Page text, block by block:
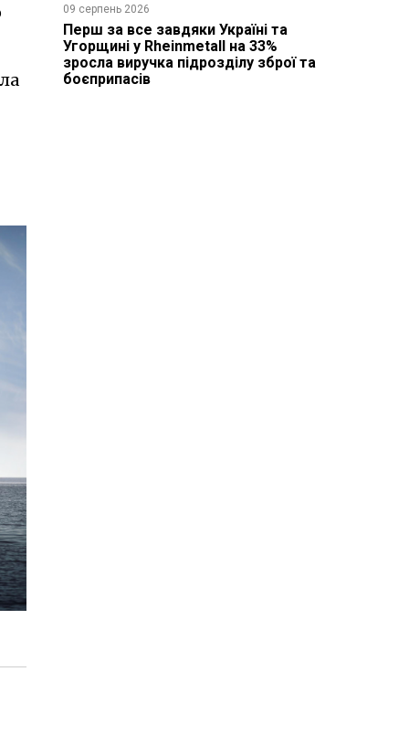
09 серпень 2026
Перш за все завдяки Україні та
Угорщині у Rheinmetall на 33%
зросла виручка підрозділу зброї та
боєприпасів